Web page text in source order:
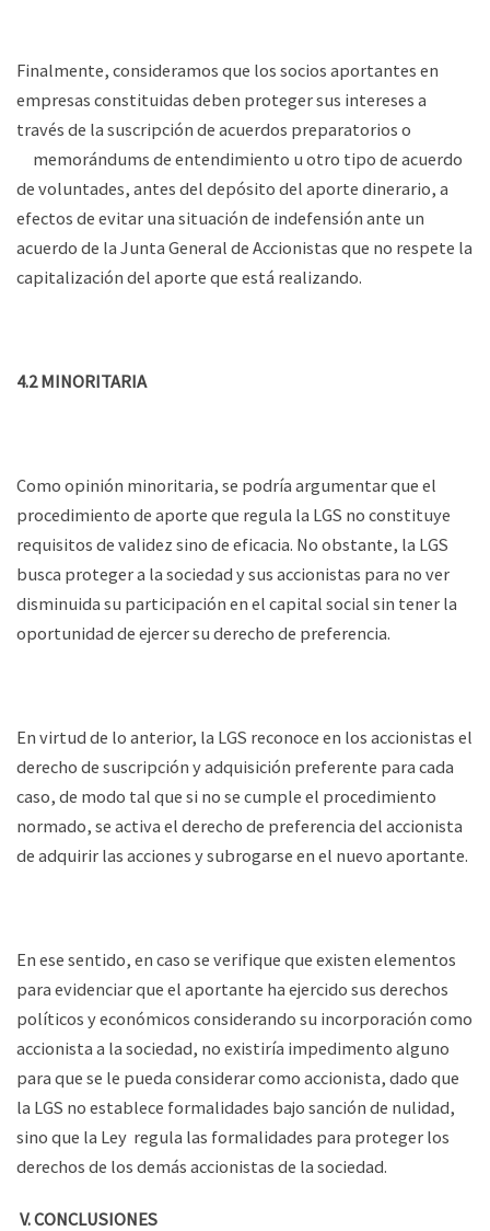
Finalmente, consideramos que los socios aportantes en
empresas constituidas deben proteger sus intereses a
través de la suscripción de acuerdos preparatorios o
memorándums de entendimiento u otro tipo de acuerdo
de voluntades, antes del depósito del aporte dinerario, a
efectos de evitar una situación de indefensión ante un
acuerdo de la Junta General de Accionistas que no respete la
capitalización del aporte que está realizando.
4.2 MINORITARIA
Como opinión minoritaria, se podría argumentar que el
procedimiento de aporte que regula la LGS no constituye
requisitos de validez sino de eficacia. No obstante, la LGS
busca proteger a la sociedad y sus accionistas para no ver
disminuida su participación en el capital social sin tener la
oportunidad de ejercer su derecho de preferencia.
En virtud de lo anterior, la LGS reconoce en los accionistas el
derecho de suscripción y adquisición preferente para cada
caso, de modo tal que si no se cumple el procedimiento
normado, se activa el derecho de preferencia del accionista
de adquirir las acciones y subrogarse en el nuevo aportante.
En ese sentido, en caso se verifique que existen elementos
para evidenciar que el aportante ha ejercido sus derechos
políticos y económicos considerando su incorporación como
accionista a la sociedad, no existiría impedimento alguno
para que se le pueda considerar como accionista, dado que
la LGS no establece formalidades bajo sanción de nulidad,
sino que la Ley regula las formalidades para proteger los
derechos de los demás accionistas de la sociedad.
V.CONCLUSIONES